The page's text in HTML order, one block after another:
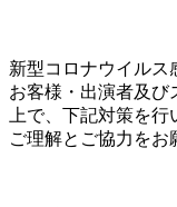
新型コロナウイルス
お客様・出演者及び
上で、下記対策を行
ご理解とご協力をお